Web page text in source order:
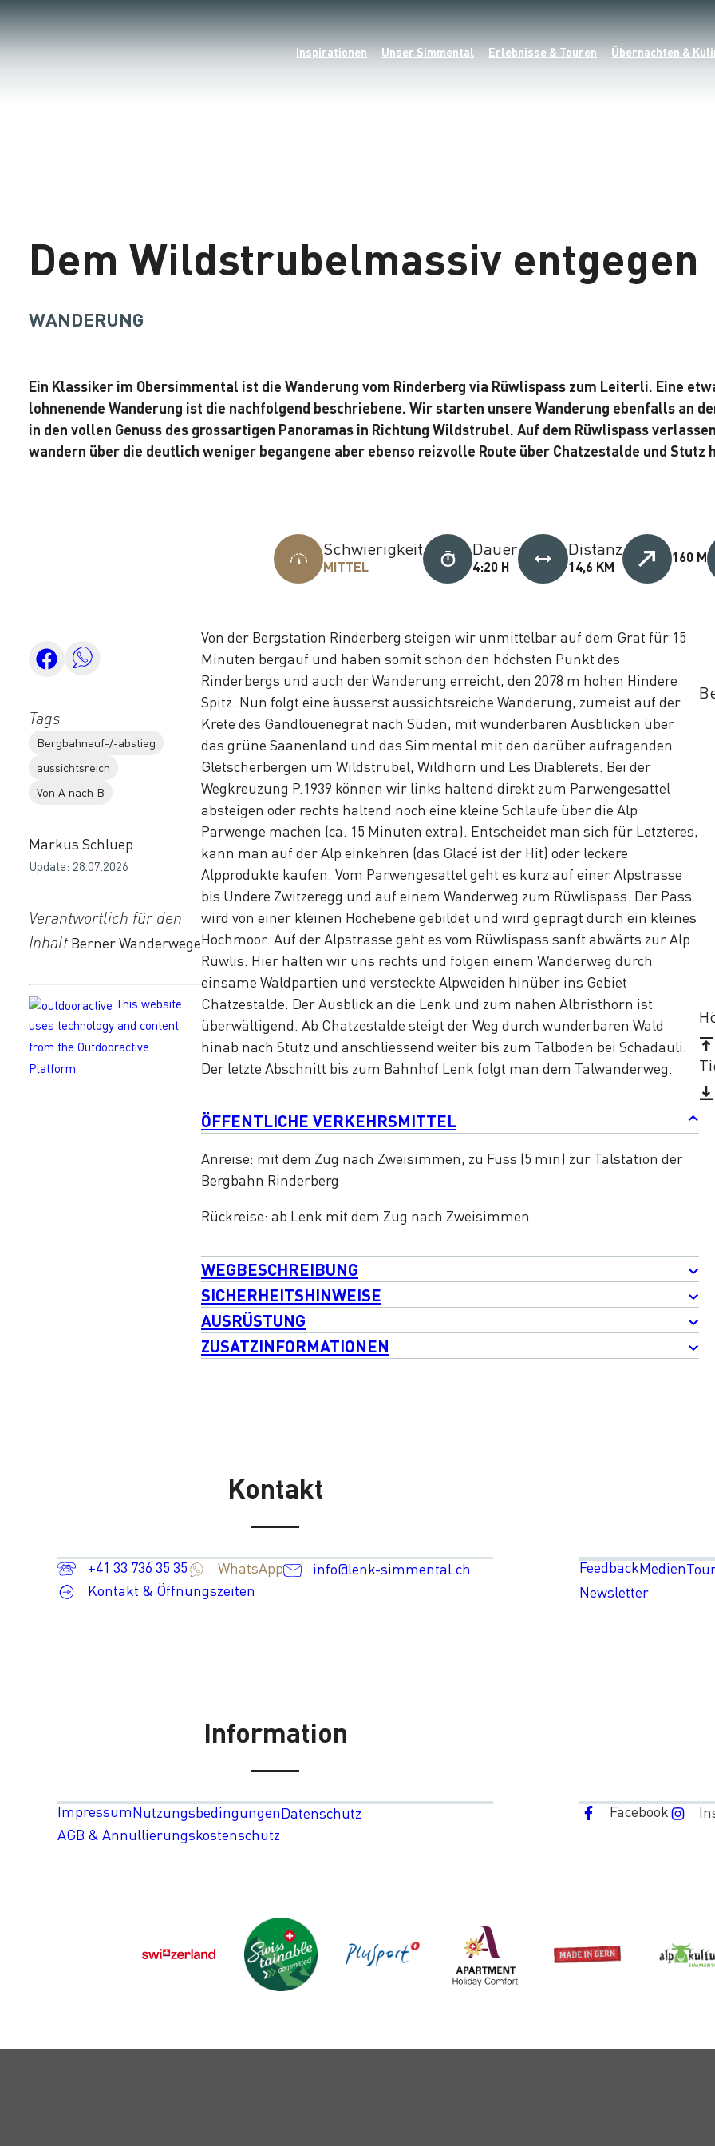
Inspirationen Unser Simmental Erlebnisse & Touren Übernachten &
Dem Wildstrubelmassiv entgegen
WANDERUNG
Ein Klassiker im Obersimmental ist die Wanderung vom Rinderberg via Rüwlispass zum Leiterli. Eine
lohnenende Wanderung ist die nachfolgend beschriebene. Wir starten unsere Wanderung ebenfalls an
in den vollen Genuss des grossartigen Panoramas in Richtung Wildstrubel. Auf dem Rüwlispass
wandern über die deutlich weniger begangene aber ebenso reizvolle Route über Chatzestalde und Stutz
Schwierigkeit
MITTEL
Dauer
4:20 H
Distanz
14,6 KM
160 M
Tags
Bergbahnauf-/-abstieg
aussichtsreich
Von A nach B
Markus Schluep
Update: 28.07.2026
Verantwortlich für den
InhaltBerner Wanderwege
This website
uses technology and content
from the Outdooractive
Platform.
Von der Bergstation Rinderberg steigen wir unmittelbar auf dem Grat für 15
Minuten bergauf und haben somit schon den höchsten Punkt des
Rinderbergs und auch der Wanderung erreicht, den 2078 m hohen Hindere
Spitz. Nun folgt eine äusserst aussichtsreiche Wanderung, zumeist auf der
Krete des Gandlouenegrat nach Süden, mit wunderbaren Ausblicken über
das grüne Saanenland und das Simmental mit den darüber aufragenden
Gletscherbergen um Wildstrubel, Wildhorn und Les Diablerets. Bei der
Wegkreuzung P.1939 können wir links haltend direkt zum Parwengesattel
absteigen oder rechts haltend noch eine kleine Schlaufe über die Alp
Parwenge machen (ca. 15 Minuten extra). Entscheidet man sich für Letzteres,
kann man auf der Alp einkehren (das Glacé ist der Hit) oder leckere
Alpprodukte kaufen. Vom Parwengesattel geht es kurz auf einer Alpstrasse
bis Undere Zwitzeregg und auf einem Wanderweg zum Rüwlispass. Der Pass
wird von einer kleinen Hochebene gebildet und wird geprägt durch ein kleines
Hochmoor. Auf der Alpstrasse geht es vom Rüwlispass sanft abwärts zur Alp
Rüwlis. Hier halten wir uns rechts und folgen einem Wanderweg durch
einsame Waldpartien und versteckte Alpweiden hinüber ins Gebiet
Chatzestalde. Der Ausblick an die Lenk und zum nahen Albristhorn ist
überwältigend. Ab Chatzestalde steigt der Weg durch wunderbaren Wald
hinab nach Stutz und anschliessend weiter bis zum Talboden bei Schadauli.
Der letzte Abschnitt bis zum Bahnhof Lenk folgt man dem Talwanderweg.
ÖFFENTLICHE VERKEHRSMITTEL
Anreise: mit dem Zug nach Zweisimmen, zu Fuss (5 min) zur Talstation der
Bergbahn Rinderberg
Rückreise: ab Lenk mit dem Zug nach Zweisimmen
WEGBESCHREIBUNG
SICHERHEITSHINWEISE
AUSRÜSTUNG
ZUSATZINFORMATIONEN
Kontakt
+41 33 736 35 35 WhatsApp
info@lenk-simmental.ch
Kontakt & Öffnungszeiten
FeedbackMedien
Newsletter
Information
ImpressumNutzungsbedingungenDatenschutz
AGB & Annullierungskostenschutz
Facebook